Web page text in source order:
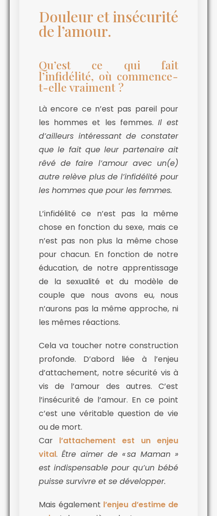
Douleur et insécurité
de l’amour.
Qu’est ce qui fait
l’infidélité, où commence-
t-elle vraiment ?
Là encore ce n’est pas pareil pour
les hommes et les femmes. Il est
d’ailleurs intéressant de constater
que le fait que leur partenaire ait
rêvé de faire l’amour avec un(e)
autre relève plus de l’infidélité pour
les hommes que pour les femmes.
L’infidélité ce n’est pas la même
chose en fonction du sexe, mais ce
n’est pas non plus la même chose
pour chacun. En fonction de notre
éducation, de notre apprentissage
de la sexualité et du modèle de
couple que nous avons eu, nous
n’aurons pas la même approche, ni
les mêmes réactions.
Cela va toucher notre construction
profonde. D’abord liée à l’enjeu
d’attachement, notre sécurité vis à
vis de l’amour des autres. C’est
l’insécurité de l’amour. En ce point
c’est une véritable question de vie
ou de mort.
Car l’attachement est un enjeu
vital. Être aimer de « sa Maman »
est indispensable pour qu’un bébé
puisse survivre et se développer.
Mais également l’enjeu d’estime de